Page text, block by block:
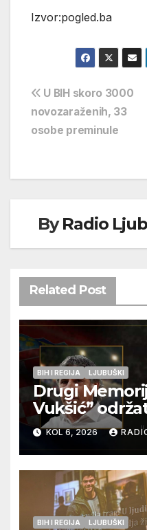
Izvor:pogled.ba
Navigacija
objava
U BIH skoro 3000
novozaraženih, 33
osobe preminule
ByRadio
Related Post
BIH I REGIJA LJUBUŠKI
Drugi
Vukšić”
12. kolovoza
KOL 6, 2026
BIH I REGIJA LJUBUŠKI